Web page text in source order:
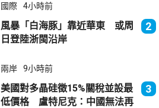
國際 4小時前
風暴「白海豚」靠近華東 或周
日登陸浙閩沿岸
2
兩岸 9小時前
美國對多晶硅徵15%關稅並設最
低價格 盧特尼克：中國無法再
3